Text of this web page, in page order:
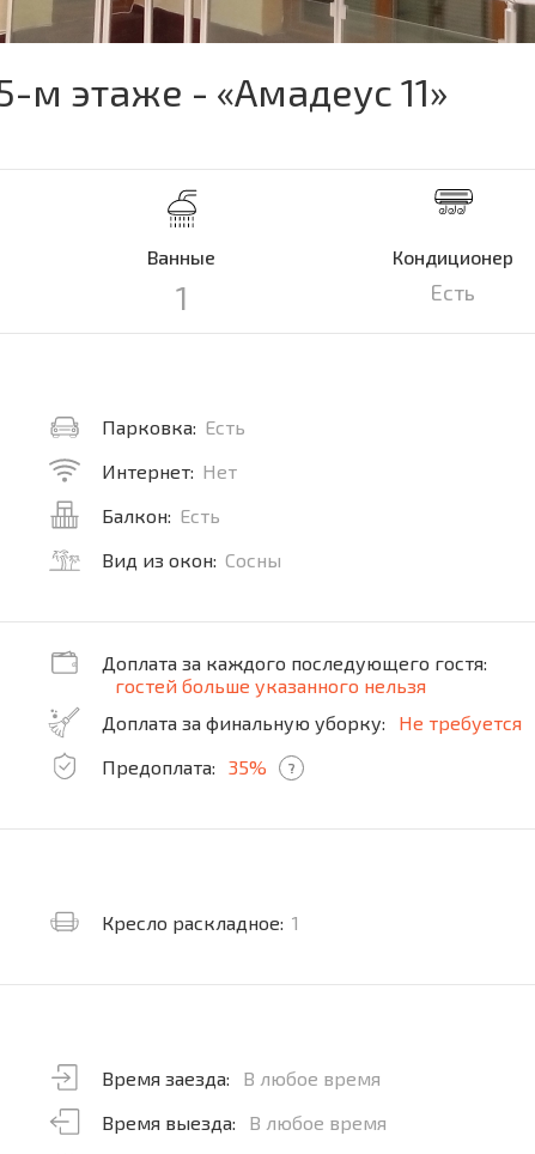
м этаже - «Амадеус 11»
Ванные
1
Кондиционер
Есть
Парковка: Есть
Интернет: Нет
Балкон: Есть
Вид из окон: Сосны
Доплата за каждого последующего гостя:
гостей больше указанного нельзя
Доплата за финальную уборку:
Не требуется
Предоплата:
35% ?
Кресло раскладное: 1
Время заезда:
В любое время
Время выезда:
В любое время